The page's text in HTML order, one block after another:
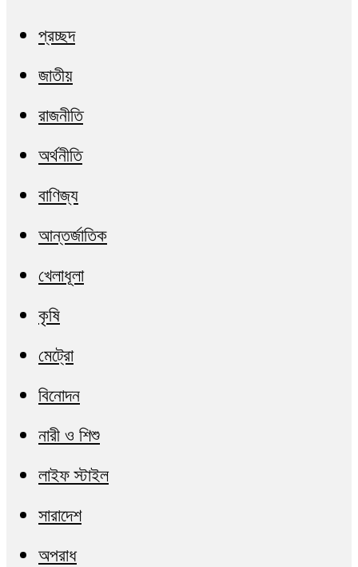
প্রচ্ছদ
জাতীয়
রাজনীতি
অর্থনীতি
বাণিজ্য
আন্তর্জাতিক
খেলাধূলা
কৃষি
মেট্রো
বিনোদন
নারী ও শিশু
লাইফ স্টাইল
সারাদেশ
অপরাধ